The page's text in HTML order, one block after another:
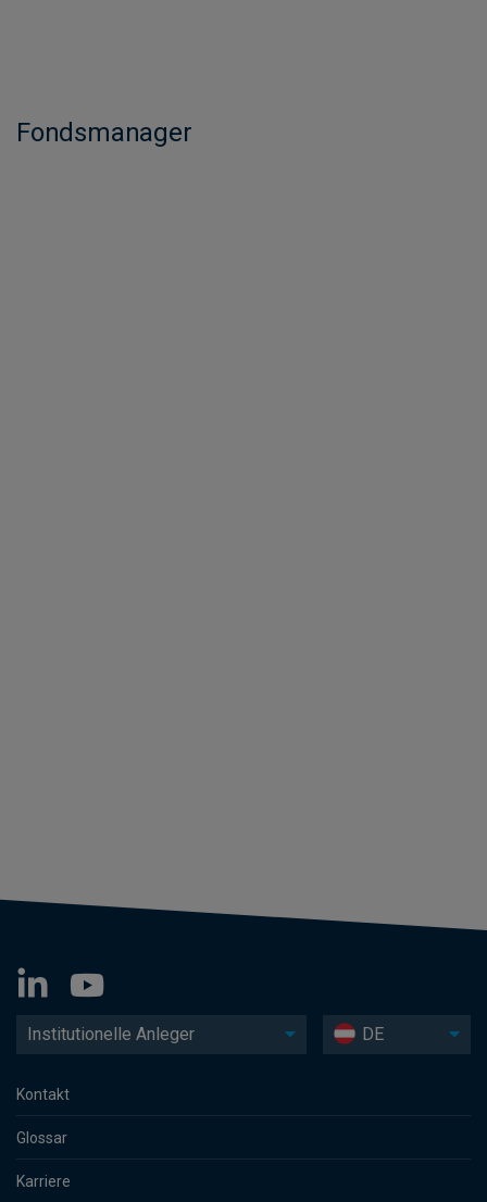
Fondsmanager​​​​​​​​​​​​​​​​​​​​
Institutionelle Anleger DE
Kontakt
Glossar
Karriere